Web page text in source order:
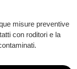
misure preventive
con roditori e la